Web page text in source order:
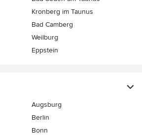
Kronberg im Taunus
Bad Camberg
Weilburg
Eppstein
Augsburg
Berlin
Bonn